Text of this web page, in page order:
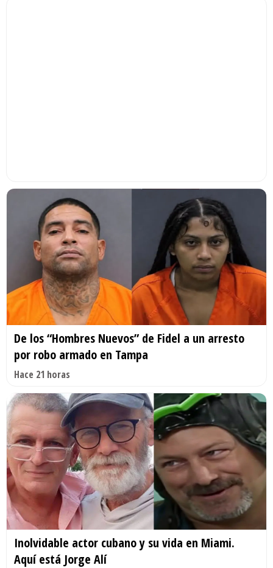
De los “Hombres Nuevos” de Fidel a un arresto
por robo armado en Tampa
Hace 21 horas
Inolvidable actor cubano y su vida en Miami.
Aquí está Jorge Alí